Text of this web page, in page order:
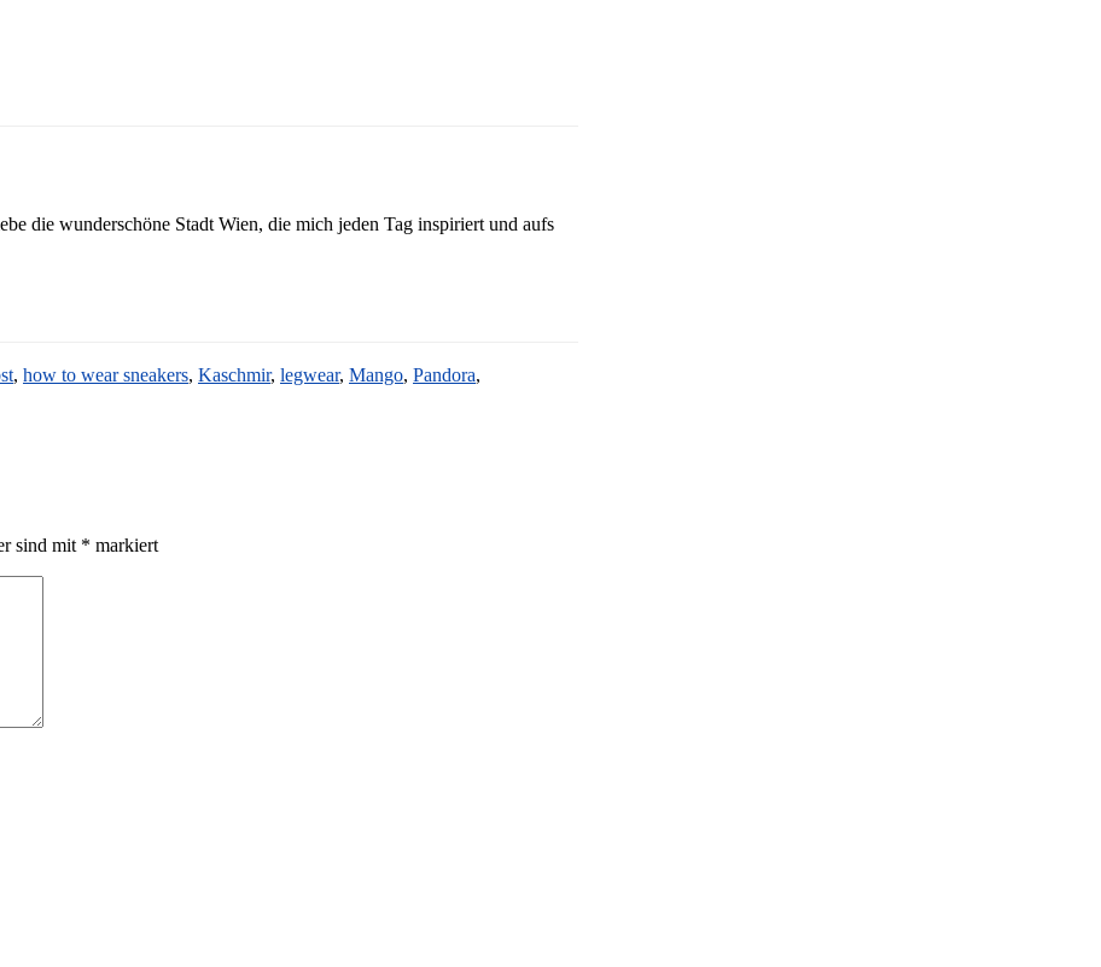
die wunderschöne Stadt Wien, die mich jeden Tag inspiriert und aufs
, how to wear sneakers, Kaschmir, legwear, Mango, Pandora,
sind mit * markiert